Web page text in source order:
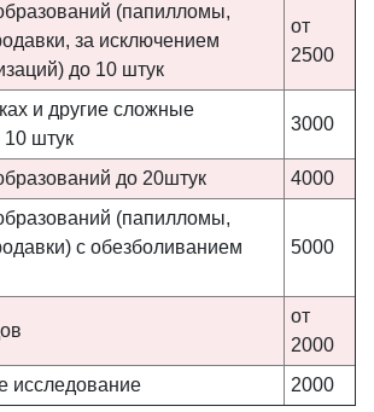
(папилломы,
за исключением
до 10 штук
от
2500
и другие сложные
10 штук
3000
до 20штук
4000
(папилломы,
с обезболиванием
5000
от
2000
исследование
2000